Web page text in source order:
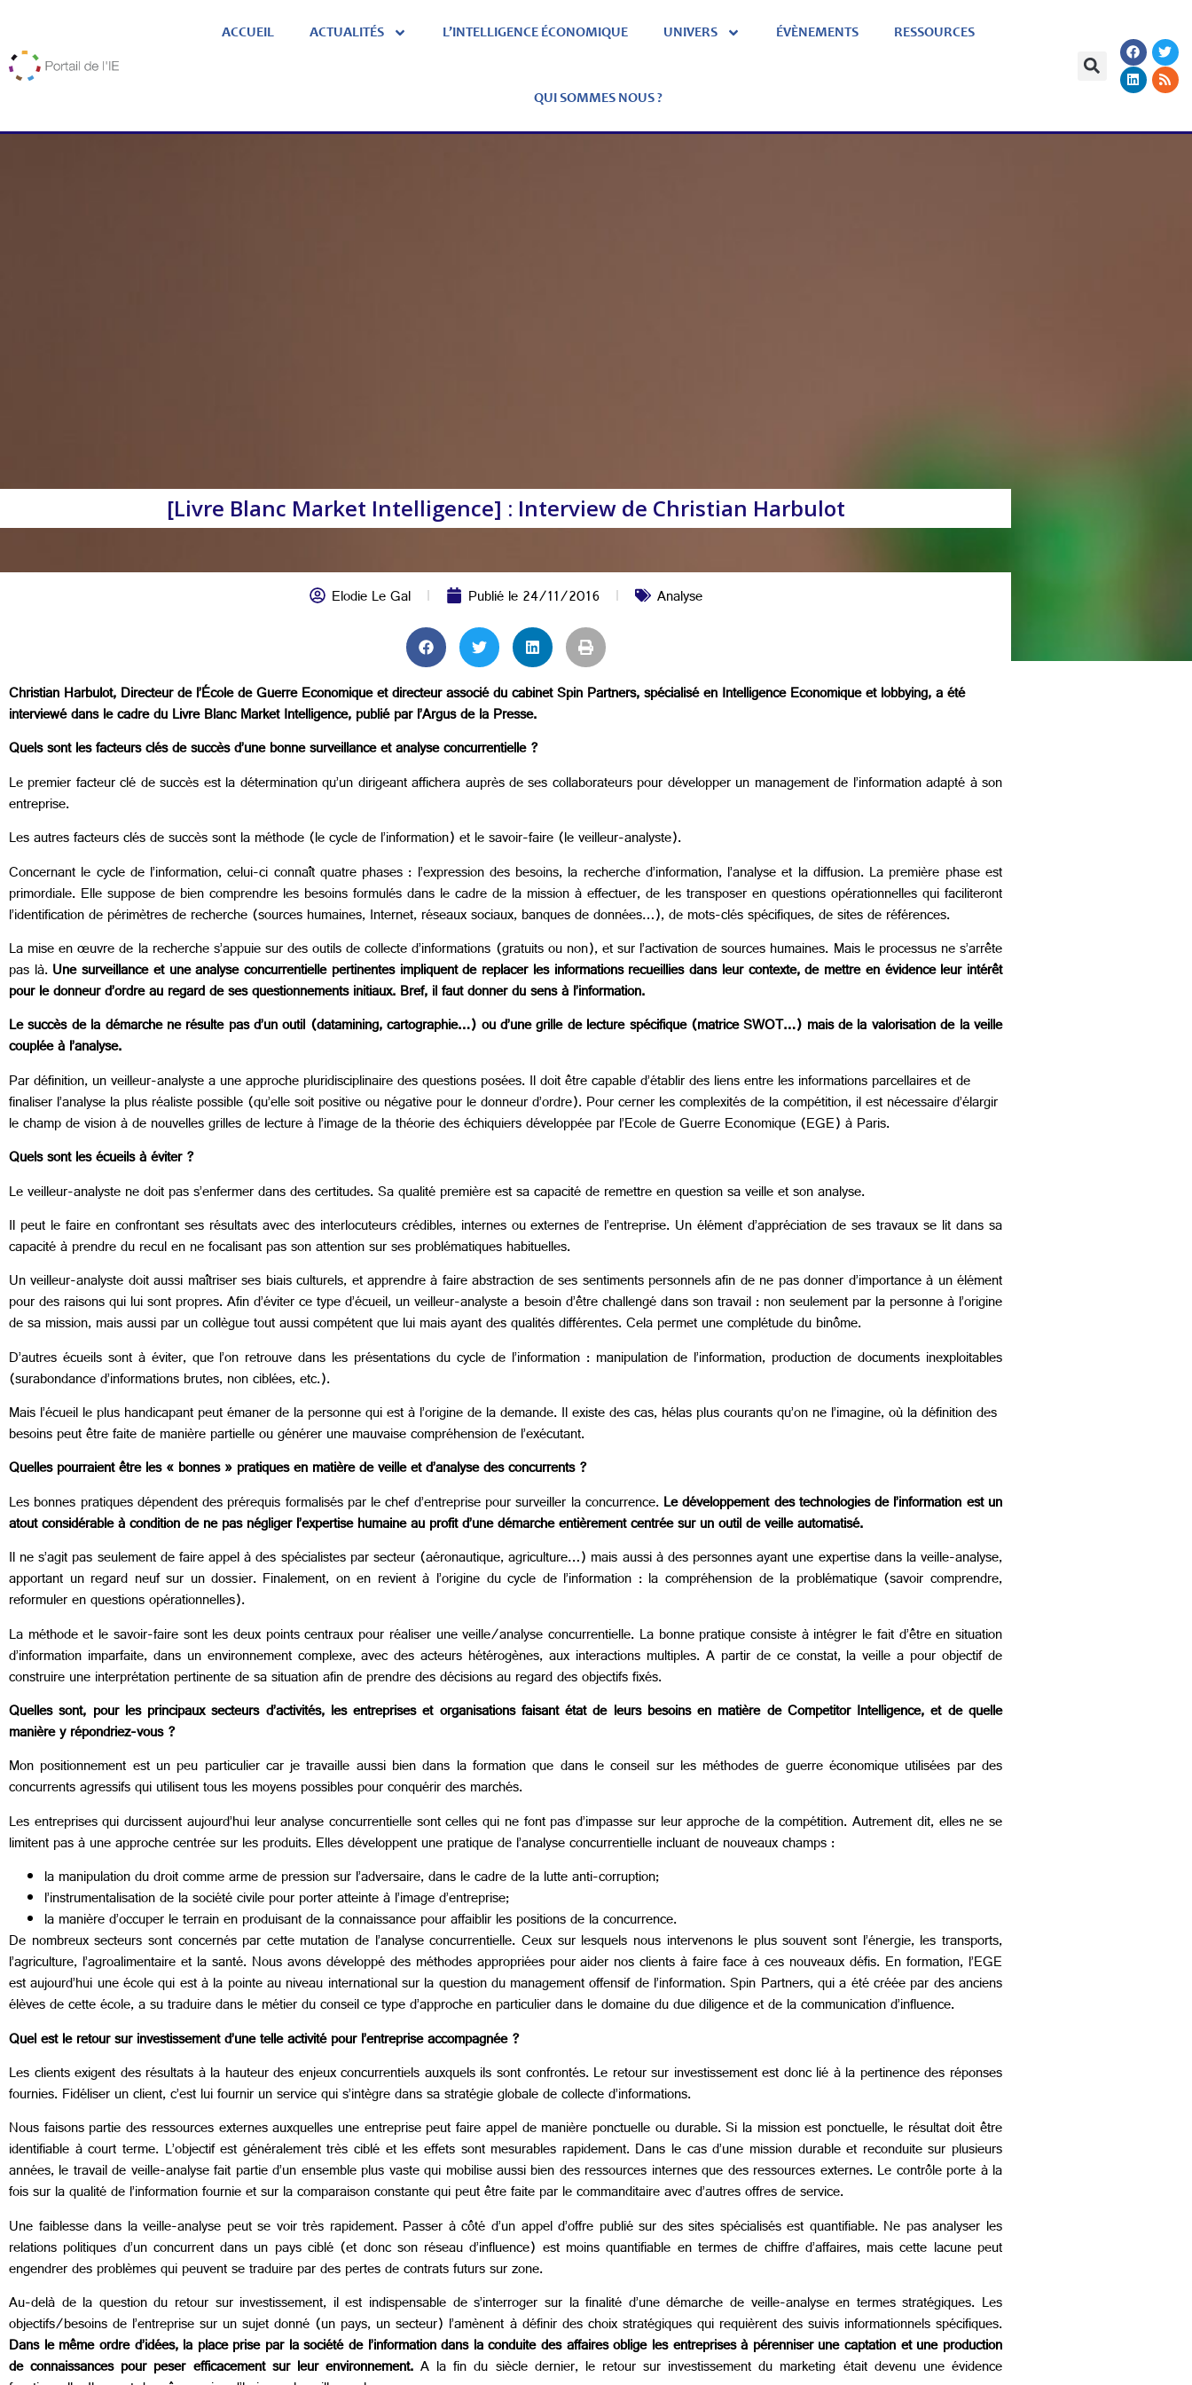
ACCUEIL ACTUALITÉS L’INTELLIGENCE ÉCONOMIQUE UNIVERS ÉVÈNEMENTS RESSOURCES
QUI SOMMES NOUS ?
[Livre Blanc Market Intelligence] : Interview de Christian Harbulot
Elodie Le Gal Publié le24/11/2016 Analyse
Christian Harbulot, Directeur de l’École de Guerre Economique et directeur associé du cabinet Spin Partners, spécialisé en Intelligence Economique et lobbying, a été
interviewé dans le cadre du Livre Blanc Market Intelligence, publié par l’Argus de la Presse.
Quels sont les facteurs clés de succès d’une bonne surveillance et analyse concurrentielle ?
Le premier facteur clé de succès est la détermination qu’un dirigeant affichera auprès de ses collaborateurs pour développer un management de l’information adapté à son
entreprise.
Les autres facteurs clés de succès sont la méthode (le cycle de l’information) et le savoir-faire (le veilleur-analyste).
Concernant le cycle de l’information, celui-ci connaît quatre phases : l’expression des besoins, la recherche d’information, l’analyse et la diffusion. La première phase est
primordiale. Elle suppose de bien comprendre les besoins formulés dans le cadre de la mission à effectuer, de les transposer en questions opérationnelles qui faciliteront
l’identification de périmètres de recherche (sources humaines, Internet, réseaux sociaux, banques de données…), de mots-clés spécifiques, de sites de références.
La mise en œuvre de la recherche s’appuie sur des outils de collecte d’informations (gratuits ou non), et sur l’activation de sources humaines. Mais le processus ne s’arrête
pas là.Une surveillance et une analyse concurrentielle pertinentes impliquent de replacer les informations recueillies dans leur contexte, de mettre en évidence leur intérêt
pour le donneur d’ordre au regard de ses questionnements initiaux. Bref, il faut donner du sens à l’information.
Le succès de la démarche ne résulte pas d’un outil (datamining, cartographie…) ou d’une grille de lecture spécifique (matrice SWOT…) mais de la valorisation de la veille
couplée à l’analyse.
Par définition, un veilleur-analyste a une approche pluridisciplinaire des questions posées. Il doit être capable d’établir des liens entre les informations parcellaires et de
finaliser l’analyse la plus réaliste possible (qu’elle soit positive ou négative pour le donneur d’ordre). Pour cerner les complexités de la compétition, il est nécessaire d’élargir
le champ de vision à de nouvelles grilles de lecture à l’image de la théorie des échiquiers développée par l’Ecole de Guerre Economique (EGE) à Paris.
Quels sont les écueils à éviter ?
Le veilleur-analyste ne doit pas s’enfermer dans des certitudes. Sa qualité première est sa capacité de remettre en question sa veille et son analyse.
Il peut le faire en confrontant ses résultats avec des interlocuteurs crédibles, internes ou externes de l’entreprise. Un élément d’appréciation de ses travaux se lit dans sa
capacité à prendre du recul en ne focalisant pas son attention sur ses problématiques habituelles.
Un veilleur-analyste doit aussi maîtriser ses biais culturels, et apprendre à faire abstraction de ses sentiments personnels afin de ne pas donner d’importance à un élément
pour des raisons qui lui sont propres. Afin d’éviter ce type d’écueil, un veilleur-analyste a besoin d’être challengé dans son travail : non seulement par la personne à l’origine
de sa mission, mais aussi par un collègue tout aussi compétent que lui mais ayant des qualités différentes. Cela permet une complétude du binôme.
D’autres écueils sont à éviter, que l’on retrouve dans les présentations du cycle de l’information : manipulation de l’information, production de documents inexploitables
(surabondance d’informations brutes, non ciblées, etc.).
Mais l’écueil le plus handicapant peut émaner de la personne qui est à l’origine de la demande. Il existe des cas, hélas plus courants qu’on ne l’imagine, où la définition des
besoins peut être faite de manière partielle ou générer une mauvaise compréhension de l’exécutant.
Quelles pourraient être les « bonnes » pratiques en matière de veille et d’analyse des concurrents ?
Les bonnes pratiques dépendent des prérequis formalisés par le chef d’entreprise pour surveiller la concurrence.Le développement des technologies de l’information est un
atout considérable à condition de ne pas négliger l’expertise humaine au profit d’une démarche entièrement centrée sur un outil de veille automatisé.
Il ne s’agit pas seulement de faire appel à des spécialistes par secteur (aéronautique, agriculture…) mais aussi à des personnes ayant une expertise dans la veille-analyse,
apportant un regard neuf sur un dossier. Finalement, on en revient à l’origine du cycle de l’information : la compréhension de la problématique (savoir comprendre,
reformuler en questions opérationnelles).
La méthode et le savoir-faire sont les deux points centraux pour réaliser une veille/analyse concurrentielle. La bonne pratique consiste à intégrer le fait d’être en situation
d’information imparfaite, dans un environnement complexe, avec des acteurs hétérogènes, aux interactions multiples. A partir de ce constat, la veille a pour objectif de
construire une interprétation pertinente de sa situation afin de prendre des décisions au regard des objectifs fixés.
Quelles sont, pour les principaux secteurs d’activités, les entreprises et organisations faisant état de leurs besoins en matière de Competitor Intelligence, et de quelle
manière y répondriez-vous ?
Mon positionnement est un peu particulier car je travaille aussi bien dans la formation que dans le conseil sur les méthodes de guerre économique utilisées par des
concurrents agressifs qui utilisent tous les moyens possibles pour conquérir des marchés.
Les entreprises qui durcissent aujourd’hui leur analyse concurrentielle sont celles qui ne font pas d’impasse sur leur approche de la compétition. Autrement dit, elles ne se
limitent pas à une approche centrée sur les produits. Elles développent une pratique de l’analyse concurrentielle incluant de nouveaux champs :
la manipulation du droit comme arme de pression sur l’adversaire, dans le cadre de la lutte anti-corruption;
l’instrumentalisation de la société civile pour porter atteinte à l’image d’entreprise;
la manière d’occuper le terrain en produisant de la connaissance pour affaiblir les positions de la concurrence.
De nombreux secteurs sont concernés par cette mutation de l’analyse concurrentielle. Ceux sur lesquels nous intervenons le plus souvent sont l’énergie, les transports,
l’agriculture, l’agroalimentaire et la santé. Nous avons développé des méthodes appropriées pour aider nos clients à faire face à ces nouveaux défis. En formation, l’EGE
est aujourd’hui une école qui est à la pointe au niveau international sur la question du management offensif de l’information. Spin Partners, qui a été créée par des anciens
élèves de cette école, a su traduire dans le métier du conseil ce type d’approche en particulier dans le domaine du due diligence et de la communication d’influence.
Quel est le retour sur investissement d’une telle activité pour l’entreprise accompagnée ?
Les clients exigent des résultats à la hauteur des enjeux concurrentiels auxquels ils sont confrontés. Le retour sur investissement est donc lié à la pertinence des réponses
fournies. Fidéliser un client, c’est lui fournir un service qui s’intègre dans sa stratégie globale de collecte d’informations.
Nous faisons partie des ressources externes auxquelles une entreprise peut faire appel de manière ponctuelle ou durable. Si la mission est ponctuelle, le résultat doit être
identifiable à court terme. L’objectif est généralement très ciblé et les effets sont mesurables rapidement. Dans le cas d’une mission durable et reconduite sur plusieurs
années, le travail de veille-analyse fait partie d’un ensemble plus vaste qui mobilise aussi bien des ressources internes que des ressources externes. Le contrôle porte à la
fois sur la qualité de l’information fournie et sur la comparaison constante qui peut être faite par le commanditaire avec d’autres offres de service.
Une faiblesse dans la veille-analyse peut se voir très rapidement. Passer à côté d’un appel d’offre publié sur des sites spécialisés est quantifiable. Ne pas analyser les
relations politiques d’un concurrent dans un pays ciblé (et donc son réseau d’influence) est moins quantifiable en termes de chiffre d’affaires, mais cette lacune peut
engendrer des problèmes qui peuvent se traduire par des pertes de contrats futurs sur zone.
Au-delà de la question du retour sur investissement, il est indispensable de s’interroger sur la finalité d’une démarche de veille-analyse en termes stratégiques. Les
objectifs/besoins de l’entreprise sur un sujet donné (un pays, un secteur) l’amènent à définir des choix stratégiques qui requièrent des suivis informationnels spécifiques.
Dans le même ordre d’idées, la place prise par la société de l’information dans la conduite des affaires oblige les entreprises à pérenniser une captation et une production
de connaissances pour peser efficacement sur leur environnement.A la fin du siècle dernier, le retour sur investissement du marketing était devenu une évidence